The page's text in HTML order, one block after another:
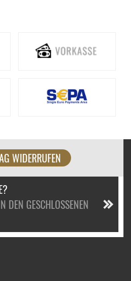
WIDERRUFEN
DEN GESCHLOSSENEN